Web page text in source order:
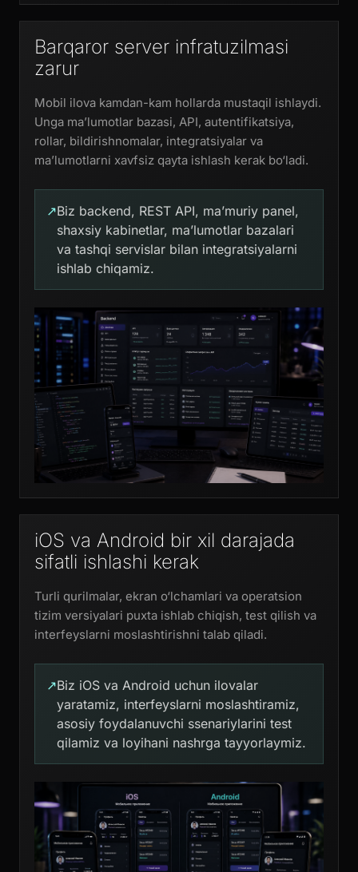
Barqaror server infratuzilmasi
zarur
Mobil ilova kamdan-kam hollarda mustaqil ishlaydi.
Unga ma’lumotlar bazasi, API, autentifikatsiya,
rollar, bildirishnomalar, integratsiyalar va
ma’lumotlarni xavfsiz qayta ishlash kerak bo‘ladi.
↗Biz backend, REST API, ma’muriy panel,
shaxsiy kabinetlar, ma’lumotlar bazalari
va tashqi servislar bilan integratsiyalarni
ishlab chiqamiz.
iOS va Android bir xil darajada
sifatli ishlashi kerak
Turli qurilmalar, ekran o‘lchamlari va operatsion
tizim versiyalari puxta ishlab chiqish, test qilish va
interfeyslarni moslashtirishni talab qiladi.
↗Biz iOS va Android uchun ilovalar
yaratamiz, interfeyslarni moslashtiramiz,
asosiy foydalanuvchi ssenariylarini test
qilamiz va loyihani nashrga tayyorlaymiz.